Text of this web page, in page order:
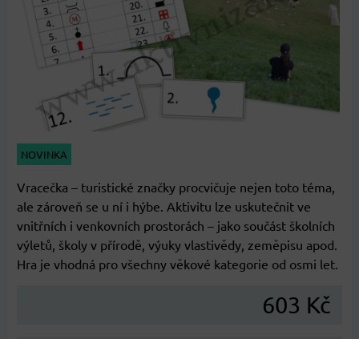
NOVINKA
Vracečka – turistické značky procvičuje nejen toto téma,
ale zároveň se u ní i hýbe. Aktivitu lze uskutečnit ve
vnitřních i venkovních prostorách – jako součást školních
výletů, školy v přírodě, výuky vlastivědy, zeměpisu apod.
Hra je vhodná pro všechny věkové kategorie od osmi let.
603 Kč